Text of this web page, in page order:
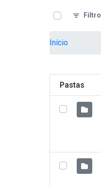
teste descricaoFiltro
Início
Pastas